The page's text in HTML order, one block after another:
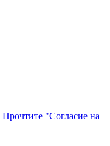
Прочтите "Согласие на